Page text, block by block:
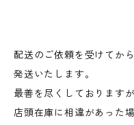
配送のご依頼を受けてか
発送いたします。
最善を尽くしております
店頭在庫に相違があった